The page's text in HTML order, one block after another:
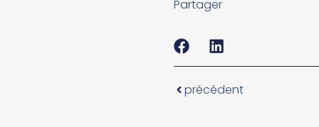
Partager
précédent